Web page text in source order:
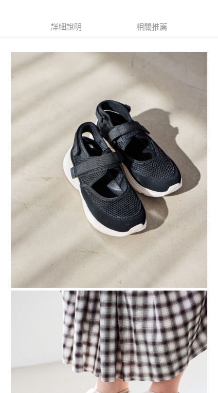
3.實際核准額度、可分期數及費用金額請依後續交易確認頁面所載為準。
4.訂單成立30分鐘內，如未前往確認交易或遇審核未通過，訂單將自動取
1.分期款項不併入電信帳單，「大哥付你分期」於每月結算日後寄送繳費提
2.透過簡訊連結打開帳單後，可選擇「超商條碼／台灣大直營門市／銀行轉
1.本服務係由「台灣大哥大股份有限公司」（以下簡稱本公司）所提供，讓
用戶於交易時，得透過本服務購買商品或服務，並由商店將買賣／分期付款
買賣價金債權讓與本公司後，依約使用本公司帳單繳交帳款。
2.基於同意付款使用「大哥付你分期」之契約關係目的，商店將以您的個人
資料（包含姓名、電話或地址）提供予台灣大哥大進項蒐集、處理及利用，
由本公司與您本人進行分期帳單所需資料之確認、核對及更正。
3.完整用戶服務條款，請詳閱以下連結： https://oppay.tw/userRule
３．安心：先確認商品／服務後，再付款。
１．於結帳方式選擇「AFTEE先享後付」後，將跳轉至「AFTEE先享後付」
結帳頁面，進行簡訊認證並確認金額後，即可完成結帳。
３．收到繳費通知簡訊後14天內，點擊此簡訊中的連結，可透過四大超商／
ATM／網路銀行／等多元方式進行付款，方視為交易完成。
※ 請注意：結帳手續完成當下不需立刻繳費，但若您需要取消訂單，請聯絡
購買商品的店家。未經商家同意取消之訂單仍視為有效，需透過AFTEE先享
※ 交易是否成功請以「AFTEE先享後付 」之結帳頁面顯示為準，若有關於
是否繳費成功／繳費後需取消欲退款等相關疑問，請聯繫「AFTEE先享後付
客戶支援中心」
https://netprotections.freshdesk.com/support/home
１．透過由恩沛科技股份有限公司提供之「AFTEE先享後付」服務完成之交
易，需依本服務之必要範圍內提供個人資料，並將交易相關給付款項請求債
權轉讓予恩沛科技股份有限公司。
２．關於個人資料處理事宜，請瀏覽以下網址：
https://aftee.tw/terms/#terms3
３．未成年的使用者請事先徵得法定代理人或監護人之同意方可使用
「AFTEE先享後付」，若未經同意申辦者引起之損失，本公司不負相關責
４．使用「AFTEE先享後付」時，將依據個別帳號之用戶狀況，依本公司即
時審查核予不同之上限額度；若仍有額度不足之情形，本公司將視審查結果
請求用戶進行身份認證。
５．嚴禁一人註冊多個帳號或使用他人資訊註冊。若發現惡意使用之情形，
恩沛科技股份有限公司將有權停止該用戶之使用額度並採取法律行動。
每筆NT$80，滿NT$888(含以上)免運費
每筆NT$80，滿NT$1,500(含以上)免運費
每筆NT$80，滿NT$1,500(含以上)免運費
每筆NT$80，滿NT$1,500(含以上)免運費
詳細說明 相關推薦